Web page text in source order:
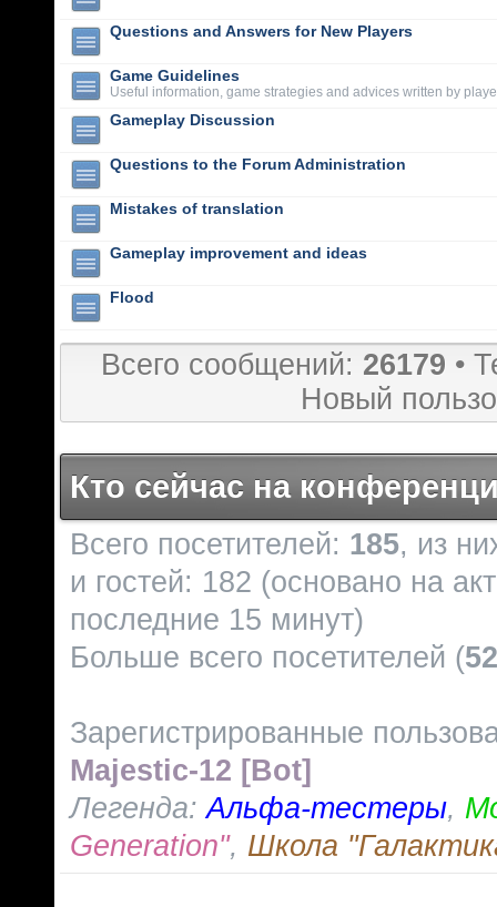
Questions and Answers for New Players
Game Guidelines
Useful information, game strategies and advices written by
Gameplay Discussion
Questions to the Forum Administration
Mistakes of translation
Gameplay improvement and ideas
Flood
Всего сообщений: 26179 •
Новый
Кто сейчас на
Всего посетителей: 185, из
и гостей: 182 (основано на
последние 15 минут)
Больше всего посетителей (
Зарегистрированные
Majestic-12 [Bot]
Легенда:Альфа-тестеры,
Generation", Школа